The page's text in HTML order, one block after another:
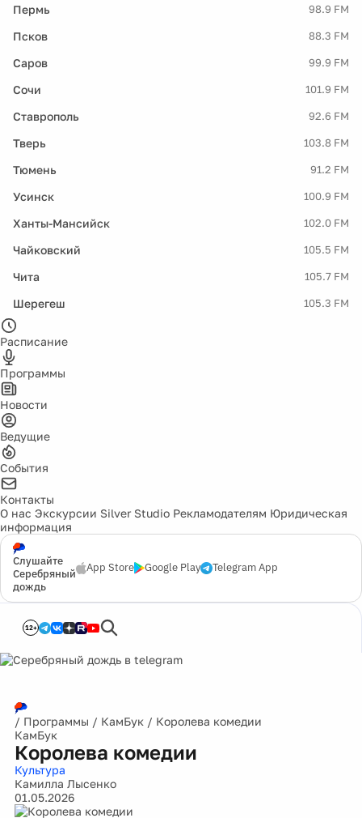
Пермь 98.9 FM
Псков 88.3 FM
Саров 99.9 FM
Сочи 101.9 FM
Ставрополь 92.6 FM
Тверь 103.8 FM
Тюмень 91.2 FM
Усинск 100.9 FM
Ханты-Мансийск 102.0 FM
Чайковский 105.5 FM
Чита 105.7 FM
Шерегеш 105.3 FM
Расписание
Программы
Новости
Ведущие
События
Контакты
О нас Экскурсии Silver Studio Рекламодателям Юридическая
информация
Слушайте
Серебряный
дождь
App Store Google Play Telegram App
12+
/ Программы / КамБук / Королева комедии
КамБук
Королева комедии
Культура
Камилла Лысенко
01.05.2026